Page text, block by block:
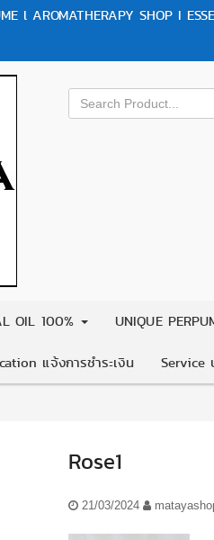
l AROMATHERAPY SHOP I
OIL 100% UNIQUE
แจ้งการชำระเงิน Service
Rose1
21/03/2024